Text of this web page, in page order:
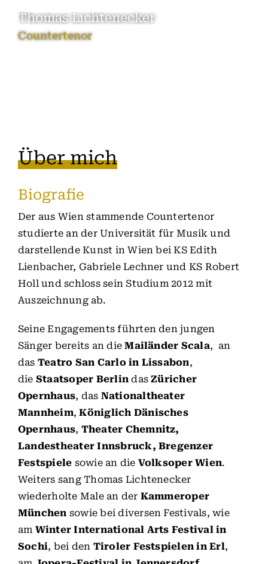
content
Thomas Lichtenecker
Countertenor
Über mich
Biografie
Der aus Wien stammende Countertenor
studierte an der Universität für Musik und
darstellende Kunst in Wien bei KS Edith
Lienbacher, Gabriele Lechner und KS Robert
Holl und schloss sein Studium 2012 mit
Auszeichnung ab.
Seine Engagements führten den jungen
Sänger bereits an dieMailänder Scala, an
das Teatro San Carlo in Lissabon,
die Staatsoper Berlin dasZüricher
Opernhaus, das Nationaltheater
Mannheim,Königlich Dänisches
Opernhaus, Theater Chemnitz,
Landestheater Innsbruck, Bregenzer
Festspiele sowie an die Volksoper Wien.
Weiters sang Thomas Lichtenecker
wiederholte Male an der Kammeroper
München sowie bei diversen Festivals, wie
am Winter International Arts Festival in
Sochi, bei den Tiroler Festspielen in Erl,